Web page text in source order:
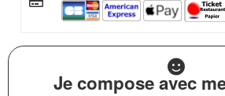
Je compose avec